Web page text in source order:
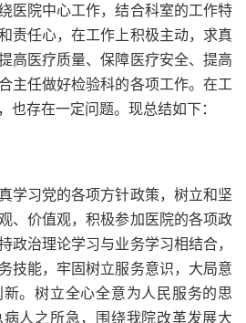
医院中心工作，结合科室的工作特
责任心，在工作上积极主动，求真
高医疗质量、保障医疗安全、提高
主任做好检验科的各项工作。在工
也存在一定问题。现总结如下：
习党的各项方针政策，树立和坚
、价值观，积极参加医院的各项政
政治理论学习与业务学习相结合，
技能，牢固树立服务意识，大局意
。树立全心全意为人民服务的思
人之所急，围绕我院改革发展大